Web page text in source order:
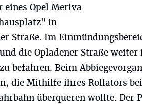
Opel Meriva
in
Straße. Im
die Opladener Straße
befahren. Beim
die Mithilfe ihres Rollators
überqueren wollte. Der